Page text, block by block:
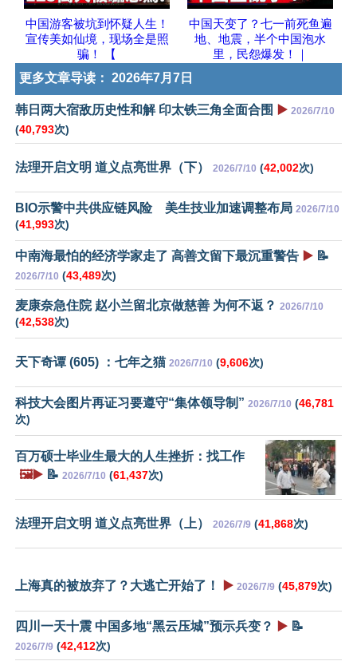
中国游客被坑到怀疑人生！
宣传美如仙境，现场全是照
骗！ 【
中国天变了？七一前死鱼遍
地、地震，半个中国泡水
里，民怨爆发！｜
更多文章导读： 2026年7月7日
韩日两大宿敌历史性和解 印太铁三角全面合围 ▶️ 2026/7/10
(40,793次)
法理开启文明 道义点亮世界（下） 2026/7/10 (42,002次)
BIO示警中共供应链风险 美生技业加速调整布局 2026/7/10
(41,993次)
中南海最怕的经济学家走了 高善文留下最沉重警告 ▶️ 📝
2026/7/10 (43,489次)
麦康奈急住院 赵小兰留北京做慈善 为何不返？ 2026/7/10
(42,538次)
天下奇谭 (605) ：七年之猫 2026/7/10 (9,606次)
科技大会图片再证习要遵守“集体领导制” 2026/7/10 (46,781
次)
百万硕士毕业生最大的人生挫折：找工作
🖼️▶️ 📝 2026/7/10 (61,437次)
法理开启文明 道义点亮世界（上） 2026/7/9 (41,868次)
上海真的被放弃了？大逃亡开始了！ ▶️ 2026/7/9 (45,879次)
四川一天十震 中国多地“黑云压城”预示兵变？ ▶️ 📝
2026/7/9 (42,412次)